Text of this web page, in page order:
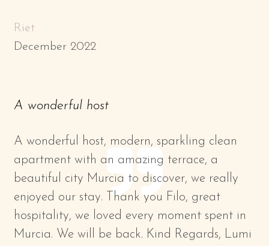
Riet
December 2022
A wonderful host
A wonderful host, modern, sparkling clean
apartment with an amazing terrace, a
beautiful city Murcia to discover, we really
enjoyed our stay. Thank you Filo, great
hospitality, we loved every moment spent in
Murcia. We will be back. Kind Regards, Lumi